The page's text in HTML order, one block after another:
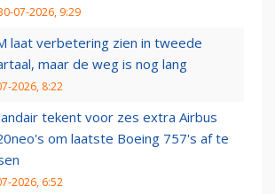
07-2026, 9:29
laat verbetering zien in tweede
maar de weg is nog lang
2026, 8:22
tekent voor zes extra Airbus
om laatste Boeing 757's af te
2026, 6:52